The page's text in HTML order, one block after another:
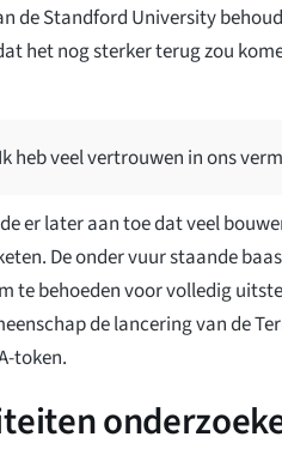
de Standford University
het nog sterker terug zou
heb veel vertrouwen in ons
er later aan toe dat veel
De onder vuur staande
te behoeden voor volledig
de lancering van de
token.